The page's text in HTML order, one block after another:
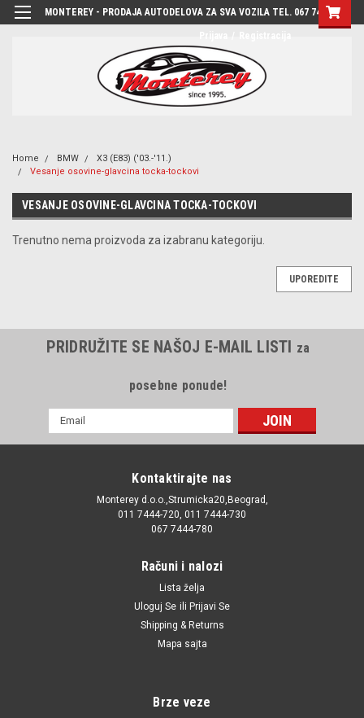
MONTEREY - PRODAJA AUTODELOVA ZA SVA VOZILA TEL. 067 7444-780
Home BMW
X3 (E83) ('03.-'11.)
Vesanje osovine-glavcina tocka-tockovi
VESANJE OSOVINE-GLAVCINA TOCKA-TOCKOVI
Trenutno nema proizvoda za izabranu kategoriju.
UPOREDITE
PRIDRUŽITE SE NAŠOJ E-MAIL LISTI za
posebne ponude!
mail
Kontaktirajte nas
Monterey d.o.o.,Strumicka20,Beograd,
011 7444-720, 011 7444-730
067 7444-780
Računi i nalozi
Lista želja
Uloguj Se ili Prijavi Se
Shipping & Returns
Mapa sajta
Brze veze